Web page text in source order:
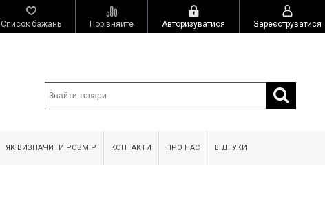
Список бажань Порівняйте Авторизуватися Зареєструватися
ЯК ВИЗНАЧИТИ РОЗМІР КОНТАКТИ ПРО НАС ВІДГУКИ